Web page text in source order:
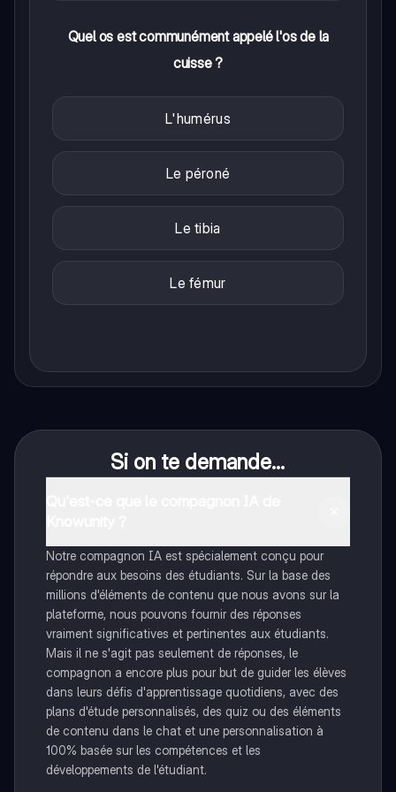
Quel os est communément appelé l'os de la
cuisse ?
L'humérus
Le péroné
Le tibia
Le fémur
Si on te demande...
Notre compagnon IA est spécialement conçu pour
répondre aux besoins des étudiants. Sur la base des
millions d'éléments de contenu que nous avons sur la
plateforme, nous pouvons fournir des réponses
vraiment significatives et pertinentes aux étudiants.
Mais il ne s'agit pas seulement de réponses, le
compagnon a encore plus pour but de guider les élèves
dans leurs défis d'apprentissage quotidiens, avec des
plans d'étude personnalisés, des quiz ou des éléments
de contenu dans le chat et une personnalisation à
100% basée sur les compétences et les
développements de l'étudiant.